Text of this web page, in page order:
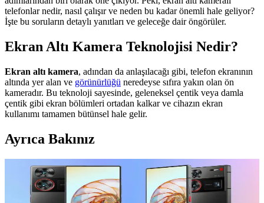
telefonlar nedir, nasıl çalışır ve neden bu kadar önemli hale geliyor?
İşte bu soruların detaylı yanıtları ve geleceğe dair öngörüler.
Ekran Altı Kamera Teknolojisi Nedir?
Ekran altı kamera, adından da anlaşılacağı gibi, telefon ekranının
altında yer alan ve görünürlüğü neredeyse sıfıra yakın olan ön
kameradır. Bu teknoloji sayesinde, geleneksel çentik veya damla
çentik gibi ekran bölümleri ortadan kalkar ve cihazın ekran
kullanımı tamamen bütünsel hale gelir.
Ayrıca Bakınız
Ekran Altı Kameralı Telefonlar: Geleceğin Akıllı
Telefon Tasarımında Yenilikler ve Gelişmeler